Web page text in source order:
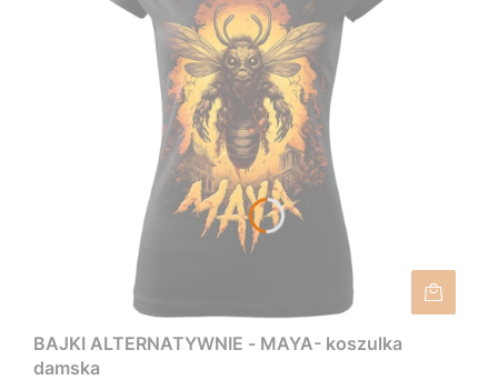
BAJKI ALTERNATYWNIE - MAYA- koszulka
damska